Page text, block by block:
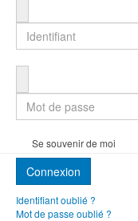
Se souvenir de moi
Connexion
Identifiant oublié ?
Mot de passe oublié ?